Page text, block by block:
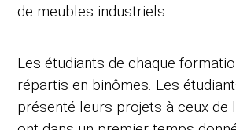
de meubles industriels.
Les étudiants de chaque
répartis en binômes. Les
présenté leurs projets à ceux de